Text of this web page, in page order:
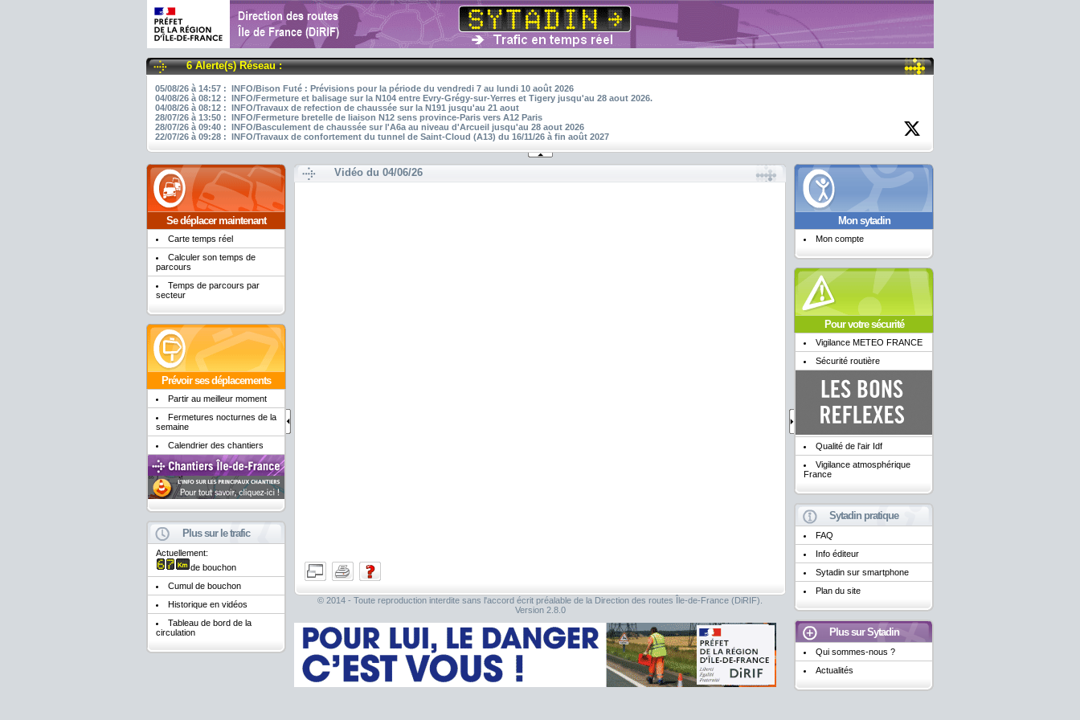
6 Alerte(s) Réseau :
05/08/26 à 14:57 : INFO/Bison Futé : Prévisions pour la période du vendredi 7 au lundi 10 août 2026
04/08/26 à 08:12 : INFO/Fermeture et balisage sur la N104 entre Evry-Grégy-sur-Yerres et Tigery jusqu'au 28 aout 2026.
04/08/26 à 08:12 : INFO/Travaux de refection de chaussée sur la N191 jusqu'au 21 aout
28/07/26 à 13:50 : INFO/Fermeture bretelle de liaison N12 sens province-Paris vers A12 Paris
28/07/26 à 09:40 : INFO/Basculement de chaussée sur l'A6a au niveau d'Arcueil jusqu'au 28 aout 2026
22/07/26 à 09:28 : INFO/Travaux de confortement du tunnel de Saint-Cloud (A13) du 16/11/26 à fin août 2027
Se déplacer maintenant
Carte temps réel
Calculer son temps de
parcours
Temps de parcours par
secteur
Prévoir ses déplacements
Partir au meilleur moment
Fermetures nocturnes de la
semaine
Calendrier des chantiers
Plus sur le trafic
Actuellement:
de bouchon
Cumul de bouchon
Historique en vidéos
Tableau de bord de la
circulation
Mon sytadin
Mon compte
Pour votre sécurité
Vigilance METEO FRANCE
Sécurité routière
Qualité de l'air Idf
Vigilance atmosphérique
France
Sytadin pratique
FAQ
Info éditeur
Sytadin sur smartphone
Plan du site
Plus sur Sytadin
Qui sommes-nous ?
Actualités
Vidéo du 04/06/26
© 2014 - Toute reproduction interdite sans l'accord écrit préalable de la Direction des routes Île-de-France (DiRIF).
Version 2.8.0